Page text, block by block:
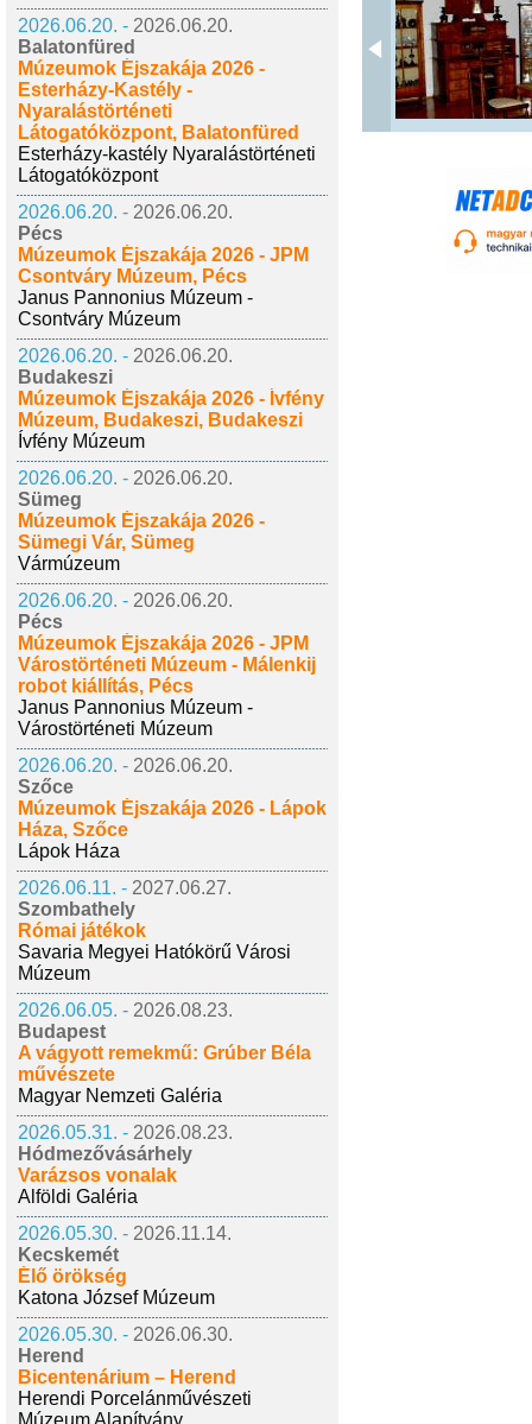
2026.06.20. - 2026.06.20.
Balatonfüred
Múzeumok Éjszakája 2026 -
Esterházy-Kastély -
Nyaralástörténeti
Látogatóközpont, Balatonfüred
Esterházy-kastély Nyaralástörténeti
Látogatóközpont
2026.06.20. - 2026.06.20.
Pécs
Múzeumok Éjszakája 2026 - JPM
Csontváry Múzeum, Pécs
Janus Pannonius Múzeum -
Csontváry Múzeum
2026.06.20. - 2026.06.20.
Budakeszi
Múzeumok Éjszakája 2026 - Ívfény
Múzeum, Budakeszi, Budakeszi
Ívfény Múzeum
2026.06.20. - 2026.06.20.
Sümeg
Múzeumok Éjszakája 2026 -
Sümegi Vár, Sümeg
Vármúzeum
2026.06.20. - 2026.06.20.
Pécs
Múzeumok Éjszakája 2026 - JPM
Várostörténeti Múzeum - Málenkij
robot kiállítás, Pécs
Janus Pannonius Múzeum -
Várostörténeti Múzeum
2026.06.20. - 2026.06.20.
Szőce
Múzeumok Éjszakája 2026 - Lápok
Háza, Szőce
Lápok Háza
2026.06.11. - 2027.06.27.
Szombathely
Római játékok
Savaria Megyei Hatókörű Városi
Múzeum
2026.06.05. - 2026.08.23.
Budapest
A vágyott remekmű: Grúber Béla
művészete
Magyar Nemzeti Galéria
2026.05.31. - 2026.08.23.
Hódmezővásárhely
Varázsos vonalak
Alföldi Galéria
2026.05.30. - 2026.11.14.
Kecskemét
Élő örökség
Katona József Múzeum
2026.05.30. - 2026.06.30.
Herend
Bicentenárium – Herend
Herendi Porcelánművészeti
Múzeum Alapítvány